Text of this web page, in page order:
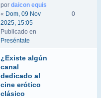
por daicon equis
« Dom, 09 Nov
2025, 15:05
Publicado en
Preséntate
0
¿Existe algún
canal
dedicado al
cine erótico
clásico